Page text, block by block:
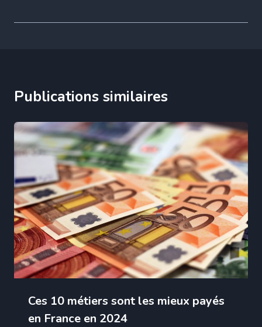
Publications similaires
Ces 10 métiers sont les mieux payés
en France en 2024